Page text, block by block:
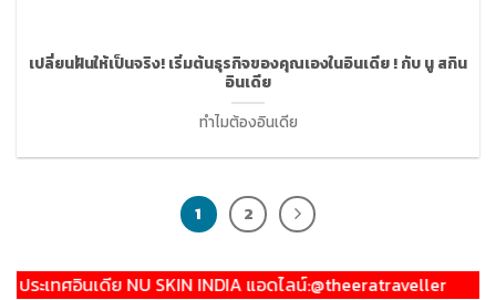
เปลี่ยนฝันให้เป็นจริง! เริ่มต้นธุรกิจของคุณเองในอินเดีย ! กับ นู สกิน
อินเดีย
ทำไมต้องอินเดีย
1 2
SKIN INDIA แอดไลน์:@theeratraveller